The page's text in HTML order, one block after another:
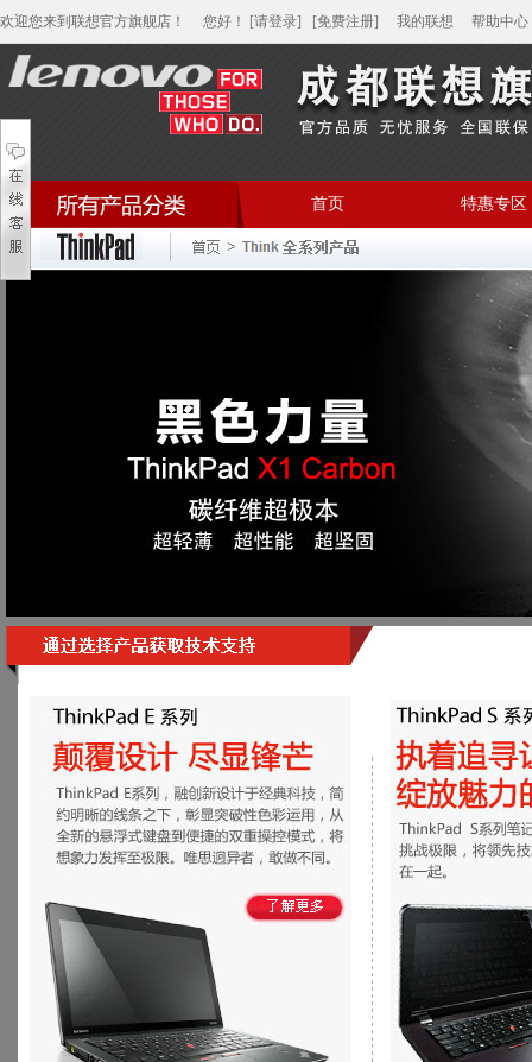
欢迎您来到联想官方旗舰店！ 您好 ！ [请登录] [免费注册] 我的联想 帮助中心
家用笔记本电脑
商用分体台式机
商用一体台式机
ThinkStation工作站
数码配件
首页 特惠专区
帮助中心